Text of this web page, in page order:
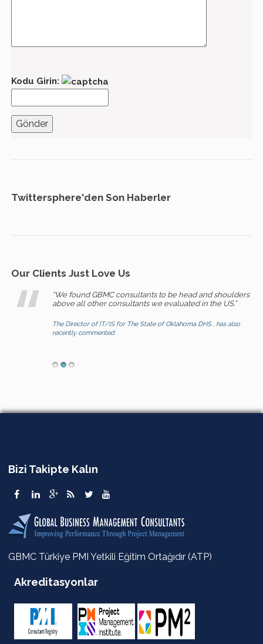
Kodu Girin:
Twittersphere'den Son Haberler
Our Clients Just Love Us
“We found GBMC consultants to be head and shoulders
above all other consultants we evaluated in the US.”
The Director of IT/IS for The State of Oklahoma DHS , has also
recently commented
Bizi Takipte Kalın
GBMC Türkiye PMI Yetkili Eğitim Ortağıdır (ATP)
Akreditasyonlar